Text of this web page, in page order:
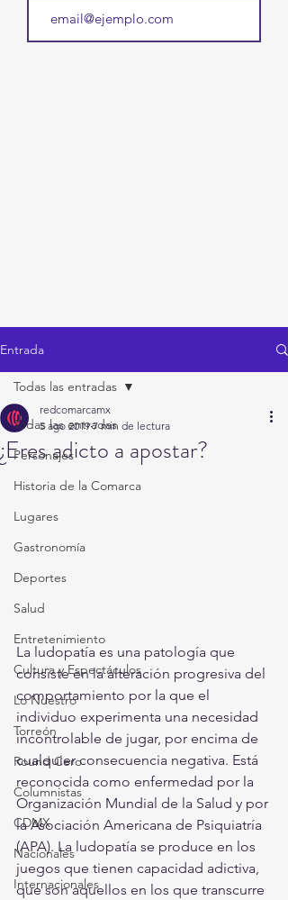
Entrada
Todas las entradas
Personajes
Historia de la Comarca
Lugares
Gastronomía
Deportes
Salud
Entretenimiento
Cultura y Espectáculos
Lo Nuestro
Torreón
Round Cero
Columnistas
CDMX
Nacionales
Internacionales
Todas las entradas
¿Eres adicto a apostar?
redcomarcamx
5 ago 2019 7 min de lectura
La ludopatía es una patología que
consiste en la alteración progresiva del
comportamiento por la que el
individuo experimenta una necesidad
incontrolable de jugar, por encima de
cualquier consecuencia negativa. Está
reconocida como enfermedad por la
Organización Mundial de la Salud y por
la Asociación Americana de Psiquiatría
(APA). La ludopatía se produce en los
juegos que tienen capacidad adictiva,
que son aquellos en los que transcurre